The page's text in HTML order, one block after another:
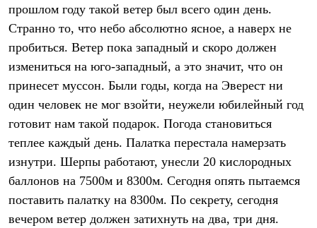
Мужская обувь
Ботинки
Кроссовки
Сапоги
Гамаши
Бахилы
Тапочки и чуни
Тапочки
Чуни
Уход за обувью
Головные уборы
Шапки
Кепки и бейсболки
Повязки
прошлом году такой ветер был всего один день.
Странно то, что небо абсолютно ясное, а наверх не
пробиться. Ветер пока западный и скоро должен
измениться на юго-западный, а это значит, что он
принесет муссон. Были годы, когда на Эверест ни
один человек не мог взойти, неужели юбилейный год
готовит нам такой подарок. Погода становиться
теплее каждый день. Палатка перестала намерзать
изнутри. Шерпы работают, унесли 20 кислородных
баллонов на 7500м и 8300м. Сегодня опять пытаемся
поставить палатку на 8300м. По секрету, сегодня
вечером ветер должен затихнуть на два, три дня.